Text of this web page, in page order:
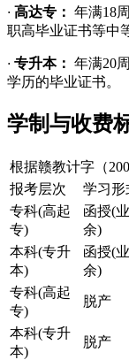
· 高达专： 年满18
职高毕业证书等中
· 专升本： 年满20
学历的毕业证书。
学制与收费
根据赣教计字（
报考层次
学习形
专科(高起
专)
函授(业
余)
本科(专升
本)
函授(业
余)
专科(高起
专)
脱产
本科(专升
本)
脱产